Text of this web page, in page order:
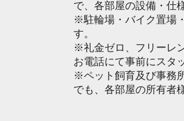
で、各部屋の設備・仕
※駐輪場・バイク置場
す。
※礼金ゼロ、フリーレ
お電話にて事前にスタ
※ペット飼育及び事務
でも、各部屋の所有者